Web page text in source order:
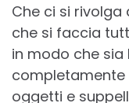
Che ci si rivolga
che si faccia
in modo che
completamente
oggetti e